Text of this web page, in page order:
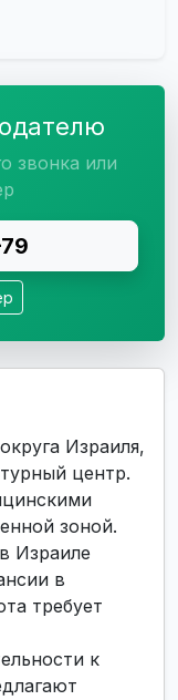
звонка или
Израиля,
центр.
зоной.
Израиле
в
требует
к